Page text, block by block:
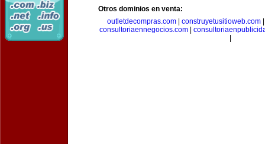
Otros dominios en venta:
outletdecompras.com
construyetusitioweb.com
consultoriaennegocios.com|